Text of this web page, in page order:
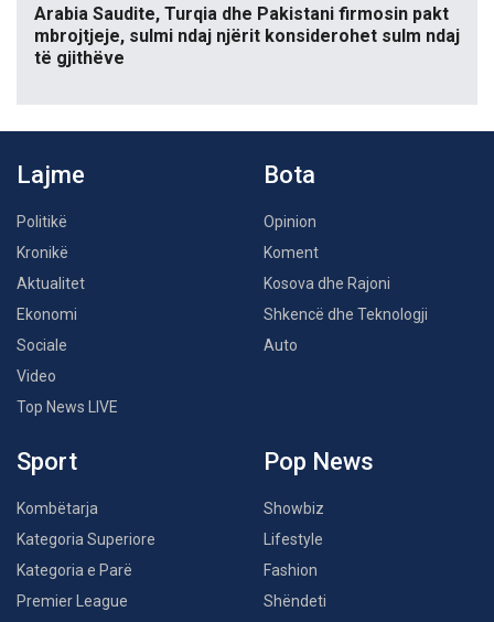
Arabia Saudite, Turqia dhe Pakistani firmosin pakt
mbrojtjeje, sulmi ndaj njërit konsiderohet sulm ndaj
të gjithëve
Lajme
Politikë
Kronikë
Aktualitet
Ekonomi
Sociale
Video
Top News LIVE
Bota
Opinion
Koment
Kosova dhe Rajoni
Shkencë dhe Teknologji
Auto
Sport
Kombëtarja
Kategoria Superiore
Kategoria e Parë
Premier League
Pop News
Showbiz
Lifestyle
Fashion
Shëndeti